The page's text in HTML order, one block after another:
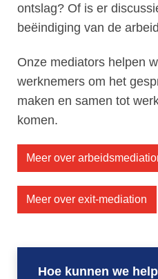
ontslag? Of is er
beëindiging van de
Onze mediators helpen
werknemers om het
maken en samen tot
komen.
Meer over
Meer over exit-mediation
Hoe kunnen we